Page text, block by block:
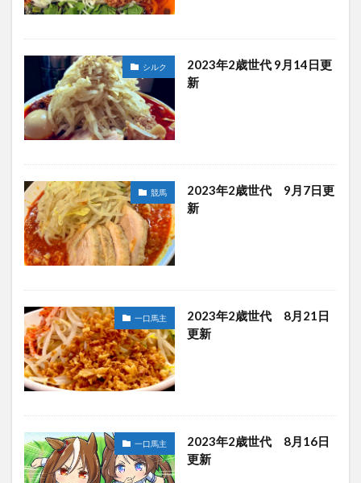
シルク
2023年2歳世代 9月14日更
新
競馬
2023年2歳世代 9月7日更
新
一口馬主
2023年2歳世代 8月21日
更新
一口馬主
2023年2歳世代 8月16日
更新